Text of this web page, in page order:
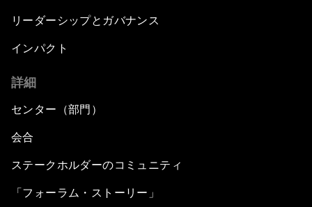
リーダーシップとガバナンス
インパクト
詳細
センター（部門）
会合
ステークホルダーのコミュニティ
「フォーラム・ストーリー」